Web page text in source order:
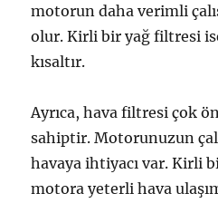
motorun daha verimli
olur. Kirli bir yağ filtresi
kısaltır.
Ayrıca, hava filtresi çok
sahiptir. Motorunuzun
havaya ihtiyacı var. Kirli
motora yeterli hava